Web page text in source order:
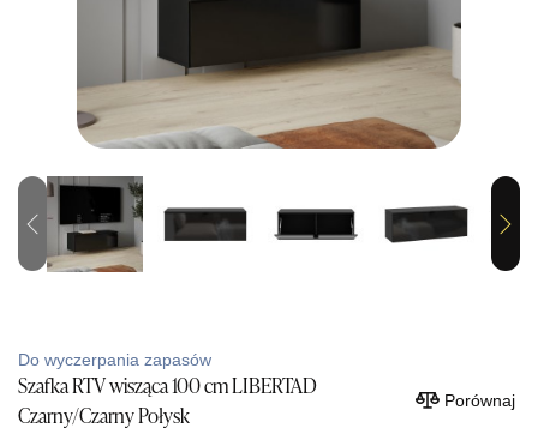
Previous Next
Do wyczerpania zapasów
Szafka RTV wisząca 100 cm LIBERTAD
Czarny/Czarny Połysk
Porównaj